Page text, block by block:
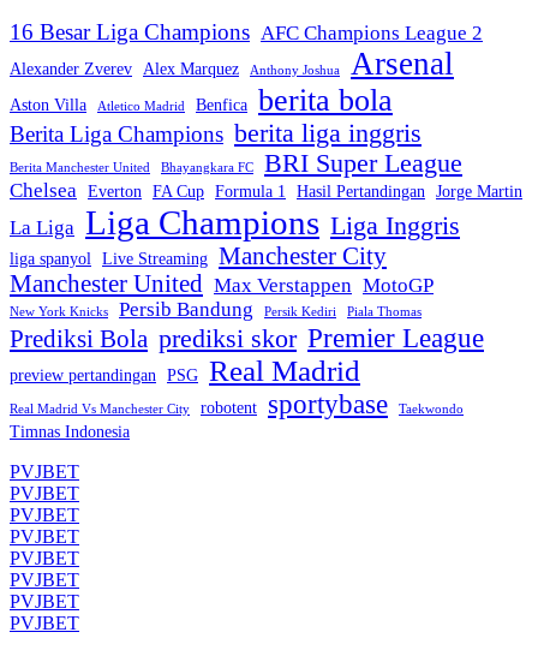
16 Besar Liga Champions AFC Champions League 2
Alexander Zverev Alex Marquez Anthony Joshua Arsenal
Aston Villa Atletico Madrid Benfica berita bola
Berita Liga Champions berita liga inggris
Berita Manchester United Bhayangkara FC BRI Super League
Chelsea Everton FA Cup Formula 1 Hasil Pertandingan Jorge Martin
La Liga Liga Champions Liga Inggris
liga spanyol Live Streaming Manchester City
Manchester United Max Verstappen MotoGP
New York Knicks Persib Bandung Persik Kediri Piala Thomas
Prediksi Bola prediksi skor Premier League
preview pertandingan PSG Real Madrid
Real Madrid Vs Manchester City robotent sportybase Taekwondo
Timnas Indonesia
PVJBET
PVJBET
PVJBET
PVJBET
PVJBET
PVJBET
PVJBET
PVJBET